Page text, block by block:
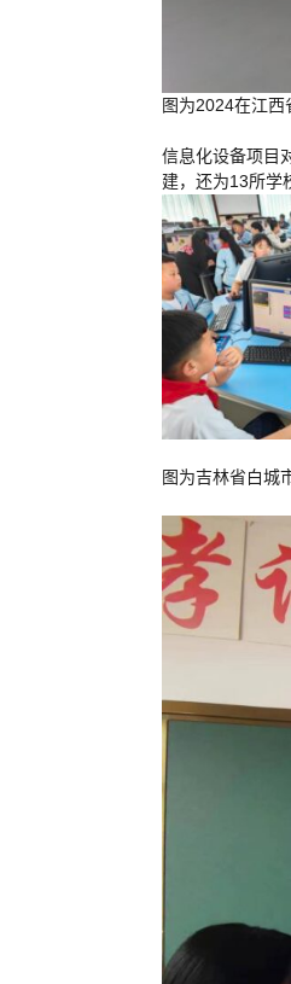
图为2024在江
信息化设备项目
建，还为13所学
图为吉林省白城